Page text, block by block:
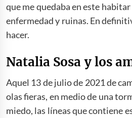
que me quedaba en este
enfermedad y ruinas. En
hacer.
Natalia Sosa y los
Aquel 13 de julio de 2021 de
olas fieras, en medio de una
miedo, las líneas que contiene